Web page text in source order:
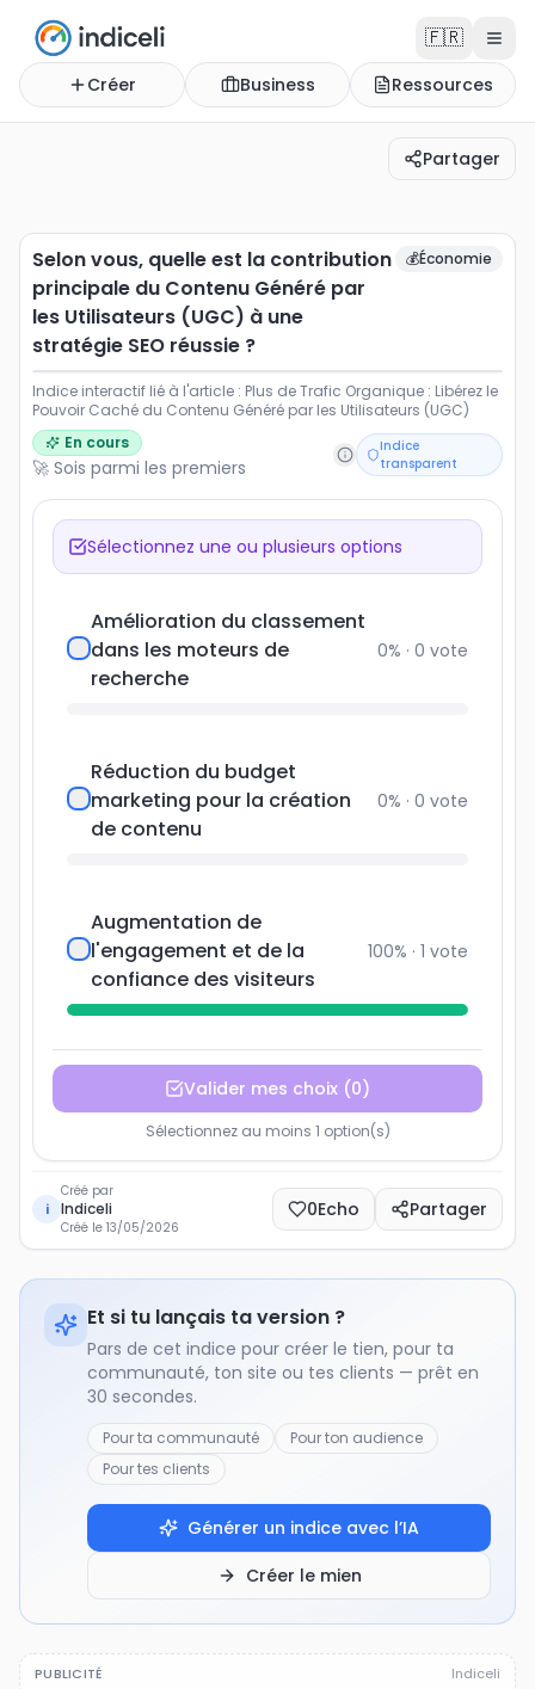
🇫🇷
Créer Business Ressources
Partager
Selon vous, quelle est la contribution principale du
Indice interactif lié à l'article : Plus de Trafic Organique
Selon vous, quelle est la contribution
principale du Contenu Généré par
les Utilisateurs (UGC) à une
stratégie SEO réussie ?
💰Économie
Indice interactif lié à l'article : Plus de Trafic Organique : Libérez le
Pouvoir Caché du Contenu Généré par les Utilisateurs (UGC)
En cours
🚀 Sois parmi les premiers
Indice
transparent
Sélectionnez une ou plusieurs options
Amélioration du classement
dans les moteurs de
recherche
0% · 0 vote
Réduction du budget
marketing pour la création
de contenu
0% · 0 vote
Augmentation de
l'engagement et de la
confiance des visiteurs
100% · 1 vote
Valider mes choix (0)
Sélectionnez au moins 1 option(s)
i
Créé par
Indiceli
Créé le 13/05/2026
0Echo Partager
Et si tu lançais ta version ?
Pars de cet indice pour créer le tien, pour ta
communauté, ton site ou tes clients — prêt en
30 secondes.
Pour ta communauté
Pour ton audience
Pour tes clients
Générer un indice avec l’IA
Créer le mien
PUBLICITÉ Indiceli